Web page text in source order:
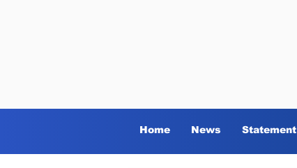
Home News Statement